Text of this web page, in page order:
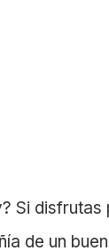
Si disfrutas
de un